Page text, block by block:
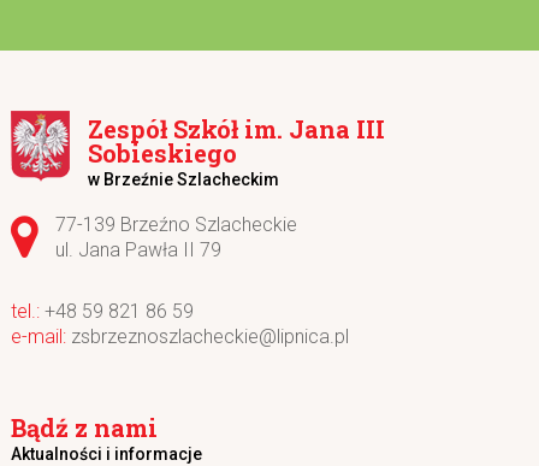
Zespół Szkół im. Jana III
Sobieskiego
w Brzeźnie Szlacheckim
Adres pocztowy:
77-139 Brzeźno Szlacheckie
ul. Jana Pawła II 79
+48 59 821 86 59
zsbrzeznoszlacheckie@lipnica.pl
Bądź z nami
Aktualności i informacje